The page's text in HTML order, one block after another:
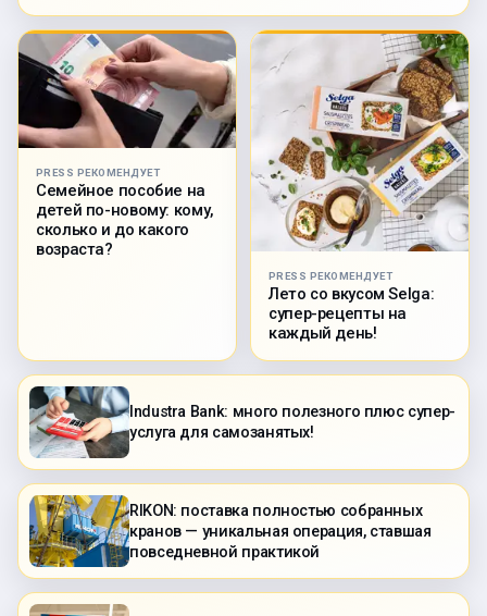
PRESS РЕКОМЕНДУЕТ
Семейное пособие на
детей по-новому: кому,
сколько и до какого
возраста?
PRESS РЕКОМЕНДУЕТ
Лето со вкусом Selga:
супер-рецепты на
каждый день!
Industra Bank: много полезного плюс супер-
услуга для самозанятых!
RIKON: поставка полностью собранных
кранов — уникальная операция, ставшая
повседневной практикой